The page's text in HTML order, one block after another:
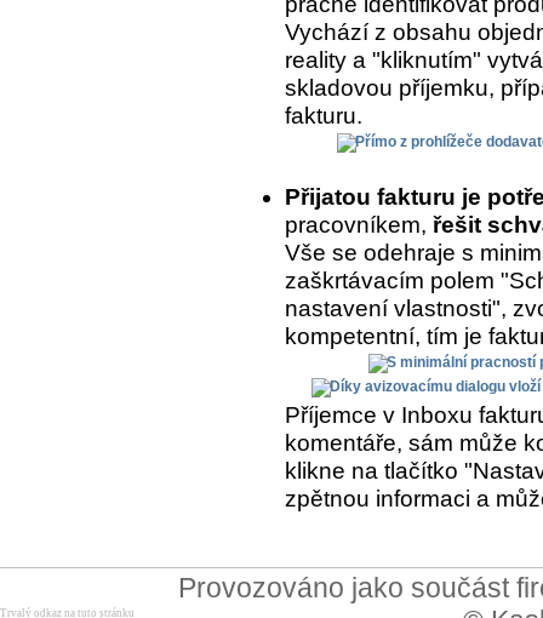
Vychází z obsahu
reality a "kliknutím"
skladovou příjemku,
fakturu.
Přijatou fakturu je
pracovníkem, řešit
Vše se odehraje s
zaškrtávacím polem
nastavení vlastnosti",
kompetentní, tím je
Příjemce v Inboxu
komentáře, sám může
klikne na tlačítko
zpětnou informaci a
Provozováno jako součást
Trvalý odkaz na tuto stránku